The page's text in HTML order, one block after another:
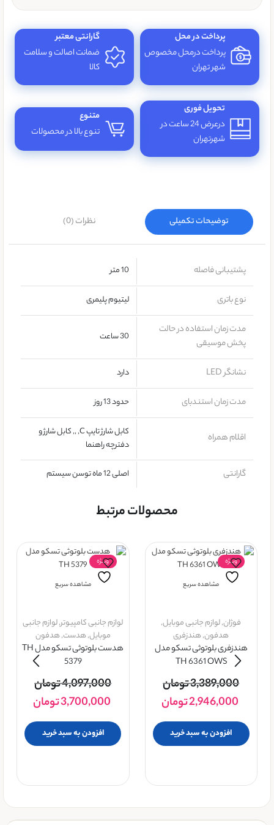
پرداخت در محل
پرداخت درمحل مخصوص
شهر تهران
گارانتی معتبر
ضمانت اصالت و سلامت
کالا
تحویل فوری
درعرض 24 ساعت در
شهرتهران
متنوع
تنوع بالا در محصولات
توضیحات تکمیلی نظرات (0)
پشتیبانی فاصله 10 متر
نوع باتری لیتیوم پلیمری
مدت زمان استفاده در حالت
پخش موسیقی
30 ساعت
نشانگر LED دارد
مدت زمان استندبای حدود 13 روز
اقلام همراه
کابل شارژ تایپ C, ,, کابل شارژ و
دفترچه راهنما
گارانتی اصلی 12 ماه توسن سیستم
محصولات مرتبط
ویــژه
مشاهده سریع
فوژان,لوازم جانبی موبایل,
هدفون,هندزفری
هندزفری بلوتوثی تسکو مدل
TH 6361 OWS
3,389,000تومان
2,946,000تومان
افزودن به سبد خرید
ویــژه
مشاهده سریع
لوازم جانبی کامپیوتر,لوازم جانبی
موبایل,هدست,هدفون
هدست بلوتوثی تسکو مدل TH
5379
4,097,000تومان
3,700,000تومان
افزودن به سبد خرید